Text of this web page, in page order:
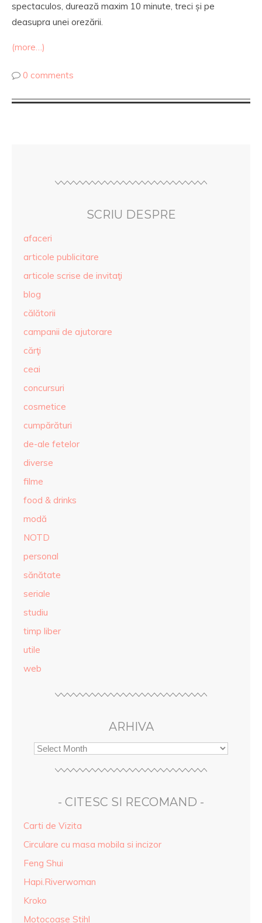
spectaculos, durează maxim 10 minute, treci și pe
deasupra unei orezării.
(more…)
0 comments
SCRIU DESPRE
afaceri
articole publicitare
articole scrise de invitaţi
blog
călătorii
campanii de ajutorare
cărţi
ceai
concursuri
cosmetice
cumpărături
de-ale fetelor
diverse
filme
food & drinks
modă
NOTD
personal
sănătate
seriale
studiu
timp liber
utile
web
ARHIVA
- CITESC SI RECOMAND -
Carti de Vizita
Circulare cu masa mobila si incizor
Feng Shui
Hapi.Riverwoman
Kroko
Motocoase Stihl